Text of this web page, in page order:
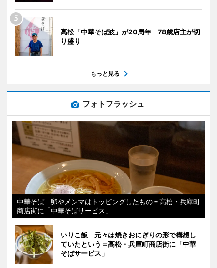
高松「中華そば波」が20周年 78歳店主が切
り盛り
もっと見る
フォトフラッシュ
中華そば 卵やメンマはトッピングしたもの＝高松・兵庫町
商店街に「中華そばサービス」
いりこ飯 元々は焼きおにぎりの形で構想し
ていたという＝高松・兵庫町商店街に「中華
そばサービス」